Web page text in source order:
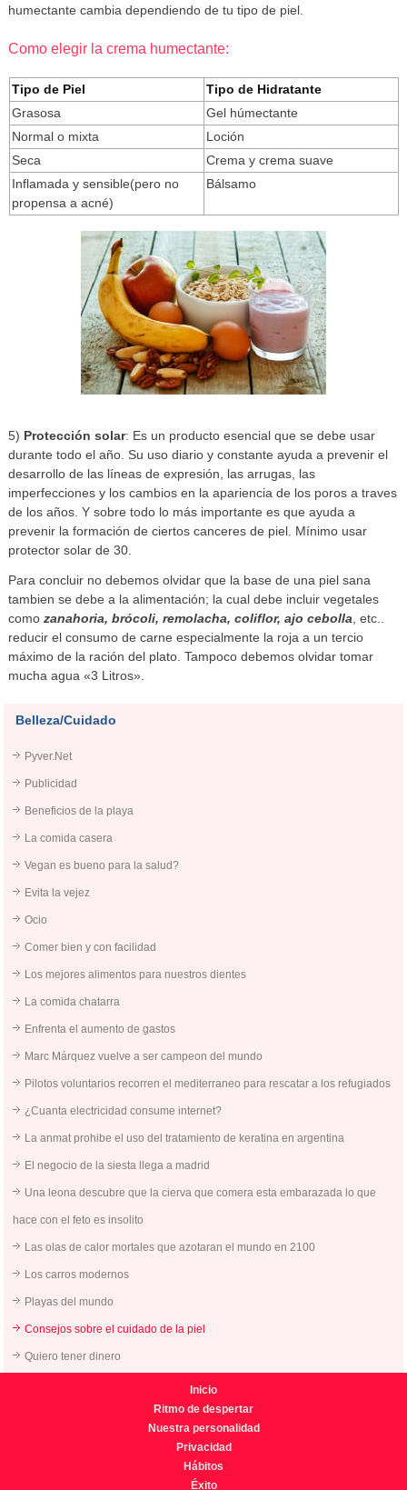
humectante cambia dependiendo de tu tipo de piel.
Como elegir la crema humectante:
Tipo de Piel
Tipo de Hidratante
Grasosa
Gel húmectante
Normal o mixta
Loción
Seca
Crema y crema suave
Inflamada y sensible(pero no
propensa a acné)
Bálsamo
5) Protección solar: Es un producto esencial que se debe usar
durante todo el año. Su uso diario y constante ayuda a prevenir el
desarrollo de las líneas de expresión, las arrugas, las
imperfecciones y los cambios en la apariencia de los poros a traves
de los años. Y sobre todo lo más importante es que ayuda a
prevenir la formación de ciertos canceres de piel. Mínimo usar
protector solar de 30.
Para concluir no debemos olvidar que la base de una piel sana
tambien se debe a la alimentación; la cual debe incluir vegetales
comozanahoria, brócoli, remolacha, coliflor, ajo cebolla , etc..
reducir el consumo de carne especialmente la roja a un tercio
máximo de la ración del plato. Tampoco debemos olvidar tomar
mucha agua «3 Litros».
Belleza/Cuidado
Pyver.Net
Publicidad
Beneficios de la playa
La comida casera
Vegan es bueno para la salud?
Evita la vejez
Ocio
Comer bien y con facilidad
Los mejores alimentos para nuestros dientes
La comida chatarra
Enfrenta el aumento de gastos
Marc Márquez vuelve a ser campeon del mundo
Pilotos voluntarios recorren el mediterraneo para rescatar a los refugiados
¿Cuanta electricidad consume internet?
La anmat prohibe el uso del tratamiento de keratina en argentina
El negocio de la siesta llega a madrid
Una leona descubre que la cierva que comera esta embarazada lo que
hace con el feto es insolito
Las olas de calor mortales que azotaran el mundo en 2100
Los carros modernos
Playas del mundo
Consejos sobre el cuidado de la piel
Quiero tener dinero
Inicio
Ritmo de despertar
Nuestra personalidad
Privacidad
Hábitos
Éxito